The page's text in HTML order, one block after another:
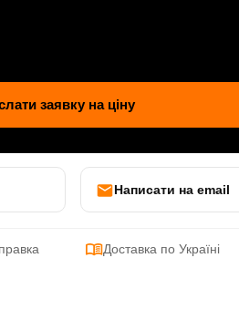
заявку на ціну
Написати на email
Доставка по Україні